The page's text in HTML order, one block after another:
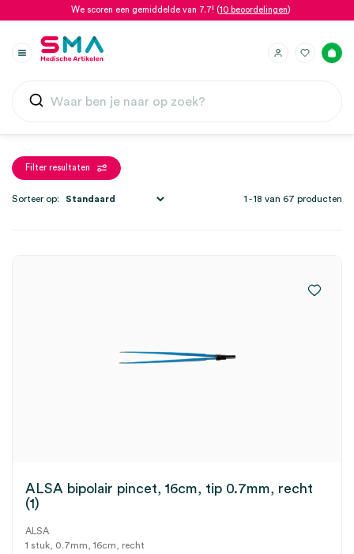
We scoren een gemiddelde van 7.7! (10 beoordelingen)
Filter resultaten
1 - 18 van 67 producten
Sorteer op:
ALSA bipolair pincet, 16cm, tip 0.7mm, recht
(1)
ALSA
1 stuk, 0.7mm, 16cm, recht